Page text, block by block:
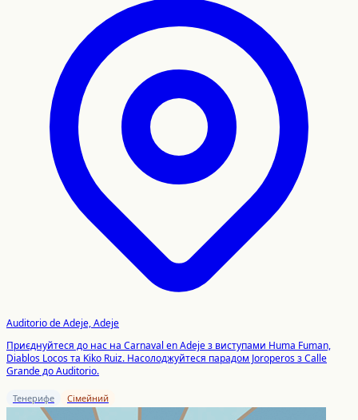
Auditorio de Adeje, Adeje
Приєднуйтеся до нас на Carnaval en Adeje з виступами Huma Fuman,
Diablos Locos та Kiko Ruiz. Насолоджуйтеся парадом Joroperos з Calle
Grande до Auditorio.
Тенерифе Сімейний